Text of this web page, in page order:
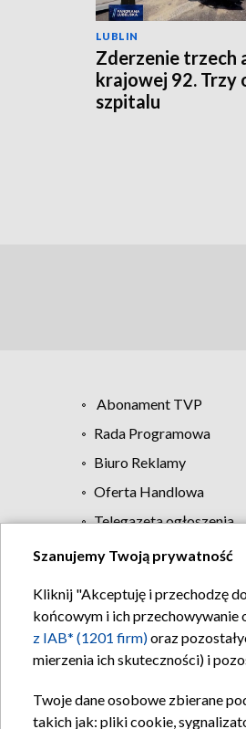
LUBLIN
Zderzenie trzech
krajowej 92. Trzy
szpitalu
Abonament TVP
Rada Programowa
Biuro Reklamy
Oferta Handlowa
Telegazeta ogłoszenia
Szanujemy Twoją prywatność
Kliknij "Akceptuję i przechodzę
końcowym i ich przechowywanie
z IAB* (1201 firm)oraz
mierzenia ich skuteczności) i
Twoje dane osobowe zbierane
takich jak: pliki cookie,